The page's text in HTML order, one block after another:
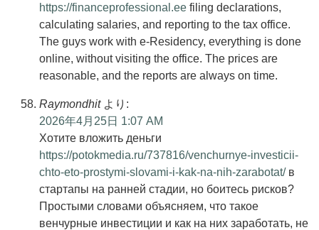
https://financeprofessional.ee filing declarations,
calculating salaries, and reporting to the tax office.
The guys work with e-Residency, everything is done
online, without visiting the office. The prices are
reasonable, and the reports are always on time.
Raymondhit より:
2026年4月25日 1:07 AM
Хотите вложить деньги
https://potokmedia.ru/737816/venchurnye-investicii-
chto-eto-prostymi-slovami-i-kak-na-nih-zarabotat/в
стартапы на ранней стадии, но боитесь рисков?
Простыми словами объясняем, что такое
венчурные инвестиции и как на них заработать, не